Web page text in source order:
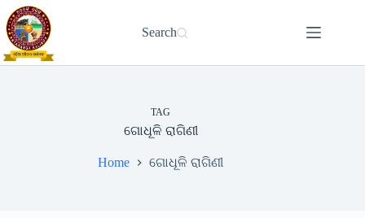
Skip
to
content
Search
TAG
ଗୋଧୂଳି ରାଗିଣୀ
Home ଗୋଧୂଳି ରାଗିଣୀ